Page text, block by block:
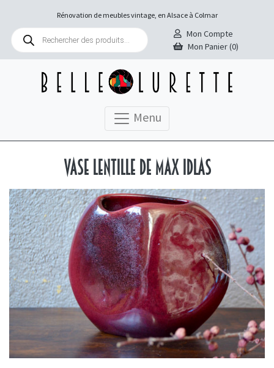
Rénovation de meubles vintage, en Alsace à Colmar
Recherche
produits
Mon Compte
Mon Panier (0)
Menu
Vase lentille de Max Idlas